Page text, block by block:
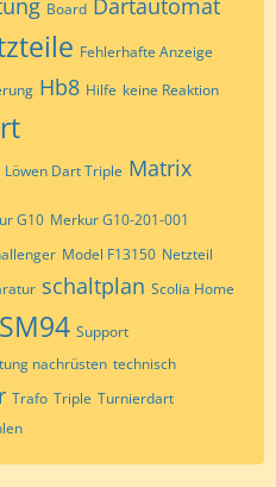
Board Dartautomat
Fehlerhafte Anzeige
Hb8 Hilfe keine Reaktion
Löwen Dart Triple Matrix
G10 Merkur G10-201-001
Model F13150 Netzteil
schaltplan Scolia Home
SM94 Support
nachrüsten technisch
Trafo Triple Turnierdart